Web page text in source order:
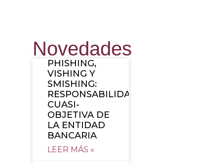
Novedades
PHISHING,
VISHING Y
SMISHING:
RESPONSABILIDAD
CUASI-
OBJETIVA DE
LA ENTIDAD
BANCARIA
LEER MÁS »